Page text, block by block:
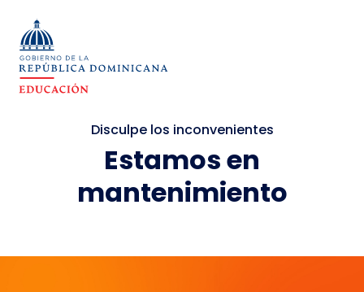
Disculpe los inconvenientes
Estamos en
mantenimiento